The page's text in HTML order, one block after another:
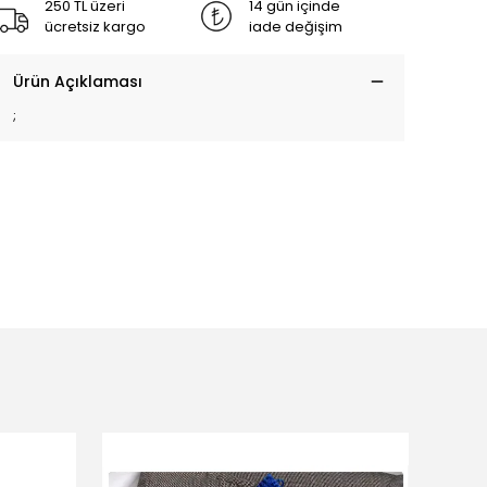
250 TL üzeri
ücretsiz kargo
14 gün içinde
iade değişim
Ürün Açıklaması
;